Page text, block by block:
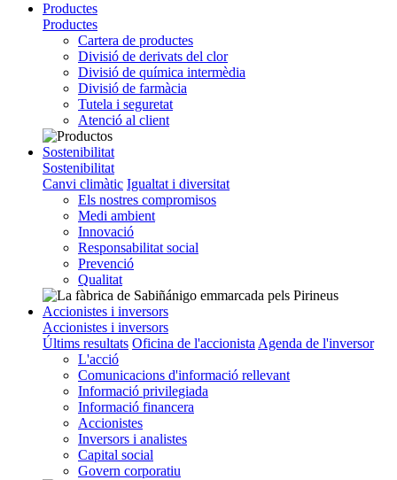
Productes
Productes
Cartera de productes
Divisió de derivats del clor
Divisió de química intermèdia
Divisió de farmàcia
Tutela i seguretat
Atenció al client
Sostenibilitat
Sostenibilitat
Canvi climàtic Igualtat i diversitat
Els nostres compromisos
Medi ambient
Innovació
Responsabilitat social
Prevenció
Qualitat
Accionistes i inversors
Accionistes i inversors
Últims resultats Oficina de l'accionista Agenda de l'inversor
L'acció
Comunicacions d'informació rellevant
Informació privilegiada
Informació financera
Accionistes
Inversors i analistes
Capital social
Govern corporatiu